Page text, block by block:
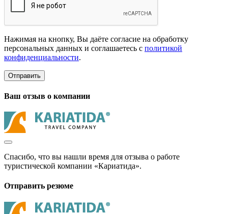
Нажимая на кнопку, Вы даёте согласие на обработку
персональных данных и соглашаетесь с политикой
конфиденциальности.
Отправить
Ваш отзыв о компании
Спасибо, что вы нашли время для отзыва о работе
туристической компании «Кариатида».
Отправить резюме